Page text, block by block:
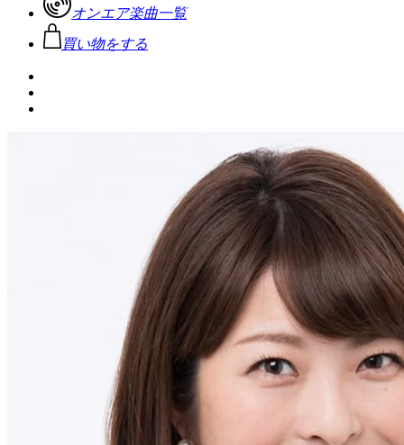
オンエア楽曲一覧
買い物をする